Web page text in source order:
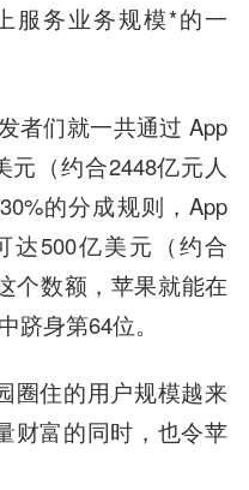
服务业务规模*的一
者们就一共通过 App
元（约合2448亿元人
的分成规则，App
达500亿美元（约合
个数额，苹果就能在
跻身第64位。
圈住的用户规模越来
财富的同时，也令苹